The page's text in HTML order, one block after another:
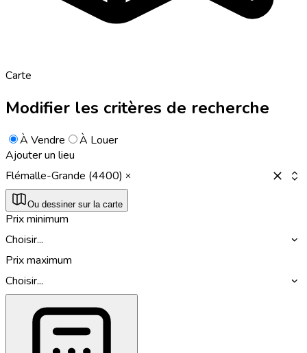
Carte
Modifier les critères de recherche
À Vendre
À Louer
Ajouter un lieu
Flémalle-Grande (4400)
Ou dessiner sur la carte
Prix minimum
Choisir...
Prix maximum
Choisir...